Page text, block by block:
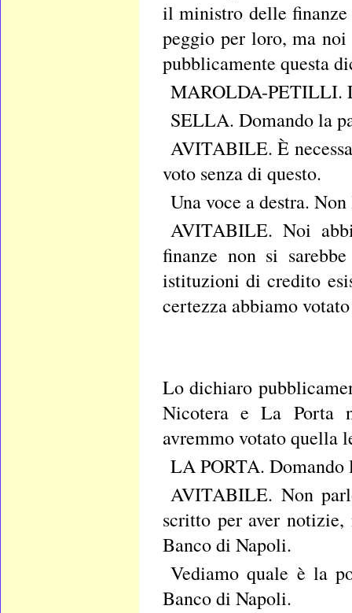
il ministro delle
peggio per loro, ma
pubblicamente questa
MAROLDA-PETILLI.
SELLA. Domando la
AVITABILE. È
voto senza di questo.
Una voce a destra.
AVITABILE. Noi
finanze non si
istituzioni di credito
certezza abbiamo
Lo dichiaro
Nicotera e La Porta
avremmo votato quella
LA PORTA. Domando
AVITABILE. Non
scritto per aver
Banco di Napoli.
Vediamo quale è la
Banco di Napoli.